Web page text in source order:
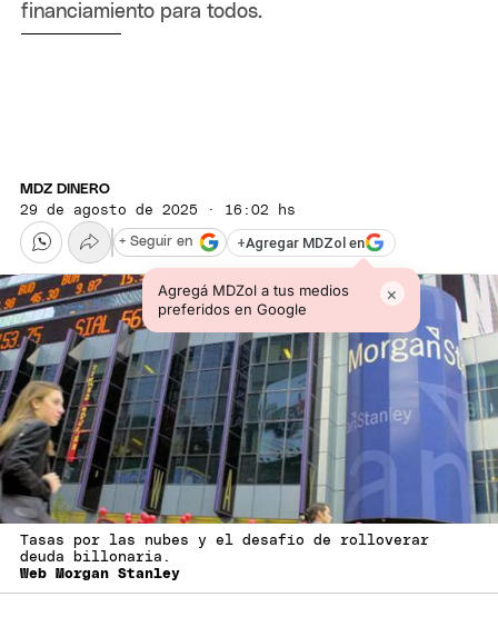
financiamiento para todos.
MDZ DINERO
29 de agosto de 2025 · 16:02 hs
+Agregar MDZol en
Agregá MDZol a tus medios
preferidos en Google
×
+ Seguir en
Tasas por las nubes y el desafío de rolloverar
deuda billonaria.
Web Morgan Stanley